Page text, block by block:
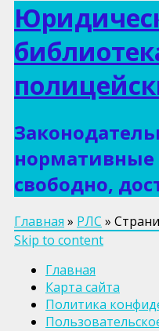
свободно,
Главная » РЛС »
Skip to content
Главная
Карта сайта
Политика